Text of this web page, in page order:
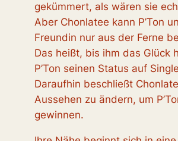
gekümmert, als wären sie
Aber Chonlatee kann P’Ton
Freundin nur aus der Ferne
Das heißt, bis ihm das Glück
P’Ton seinen Status auf
Daraufhin beschließt
Aussehen zu ändern, um
gewinnen.